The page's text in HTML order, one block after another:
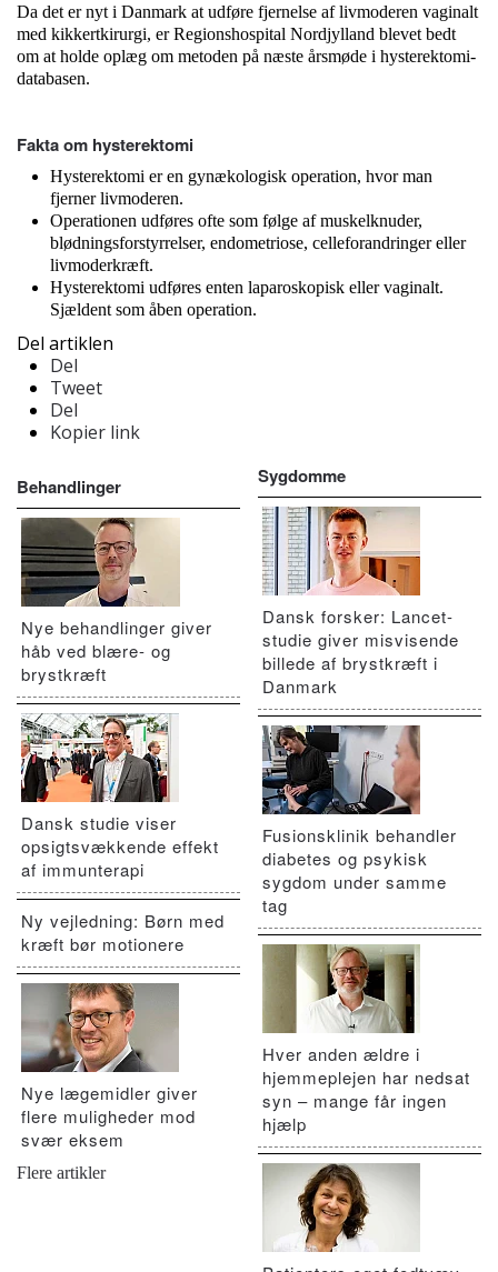
Da det er nyt i Danmark at udføre fjernelse af livmoderen vaginalt
med kikkertkirurgi, er Regionshospital Nordjylland blevet bedt
om at holde oplæg om metoden på næste årsmøde i hysterektomi-
databasen.
Fakta om hysterektomi
Hysterektomi er en gynækologisk operation, hvor man
fjerner livmoderen.
Operationen udføres ofte som følge af muskelknuder,
blødningsforstyrrelser, endometriose, celleforandringer eller
livmoderkræft.
Hysterektomi udføres enten laparoskopisk eller vaginalt.
Sjældent som åben operation.
Del artiklen
Del
Tweet
Del
Kopier link
Behandlinger
Nye behandlinger giver
håb ved blære- og
brystkræft
Dansk studie viser
opsigtsvækkende effekt
af immunterapi
Ny vejledning: Børn med
kræft bør motionere
Nye lægemidler giver
flere muligheder mod
svær eksem
Flere artikler
Sygdomme
Dansk forsker: Lancet-
studie giver misvisende
billede af brystkræft i
Danmark
Fusionsklinik behandler
diabetes og psykisk
sygdom under samme
tag
Hver anden ældre i
hjemmeplejen har nedsat
syn – mange får ingen
hjælp